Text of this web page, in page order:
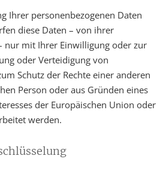
Ihrer personenbezogenen Daten
diese Daten – von ihrer
nur mit Ihrer Einwilligung oder zur
oder Verteidigung von
Schutz der Rechte einer anderen
Person oder aus Gründen eines
der Europäischen Union oder
werden.